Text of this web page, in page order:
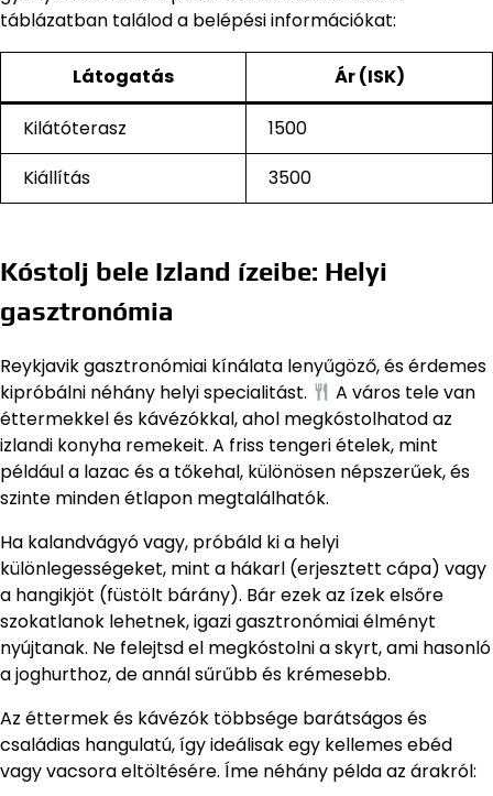
táblázatban találod a belépési információkat:
Látogatás Ár (ISK)
Kilátóterasz
1500
Kiállítás
3500
Kóstolj bele Izland ízeibe: Helyi
gasztronómia
Reykjavik gasztronómiai kínálata lenyűgöző, és érdemes
kipróbálni néhány helyi specialitást.
A város tele van
éttermekkel és kávézókkal, ahol megkóstolhatod az
izlandi konyha remekeit. A friss tengeri ételek, mint
például a lazac és a tőkehal, különösen népszerűek, és
szinte minden étlapon megtalálhatók.
Ha kalandvágyó vagy, próbáld ki a helyi
különlegességeket, mint a hákarl (erjesztett cápa) vagy
a hangikjöt (füstölt bárány). Bár ezek az ízek elsőre
szokatlanok lehetnek, igazi gasztronómiai élményt
nyújtanak. Ne felejtsd el megkóstolni a skyrt, ami hasonló
a joghurthoz, de annál sűrűbb és krémesebb.
Az éttermek és kávézók többsége barátságos és
családias hangulatú, így ideálisak egy kellemes ebéd
vagy vacsora eltöltésére. Íme néhány példa az árakról: